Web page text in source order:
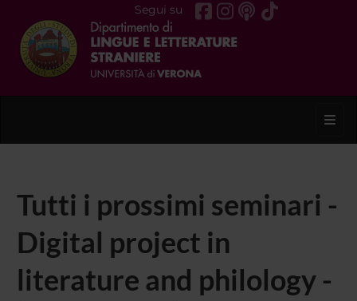
Segui su
Tutti i prossimi seminari -
Digital project in
literature and philology -